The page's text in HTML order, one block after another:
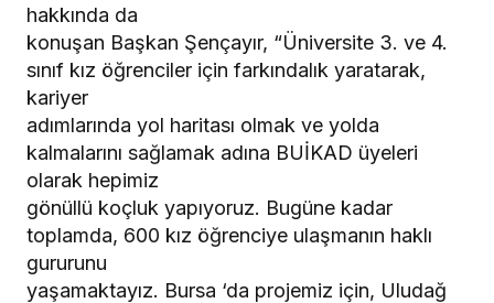
hakkında da
konuşan Başkan Şençayır, “Üniversite 3. ve 4.
sınıf kız öğrenciler için farkındalık yaratarak,
kariyer
adımlarında yol haritası olmak ve yolda
kalmalarını sağlamak adına BUİKAD üyeleri
olarak hepimiz
gönüllü koçluk yapıyoruz. Bugüne kadar
toplamda, 600 kız öğrenciye ulaşmanın haklı
gururunu
yaşamaktayız. Bursa ‘da projemiz için, Uludağ